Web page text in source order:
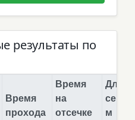
результаты по
Время
прохода
Время
на
отсечке
Длина
м